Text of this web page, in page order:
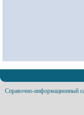
Справочно-информационный